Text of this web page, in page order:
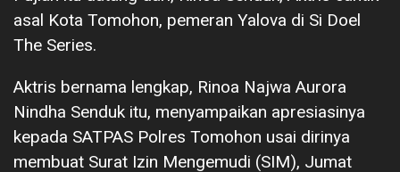
asal Kota Tomohon, pemeran Yalova di Si Doel
The Series.
Aktris bernama lengkap, Rinoa Najwa Aurora
Nindha Senduk itu, menyampaikan apresiasinya
kepada SATPAS Polres Tomohon usai dirinya
membuat Surat Izin Mengemudi (SIM), Jumat